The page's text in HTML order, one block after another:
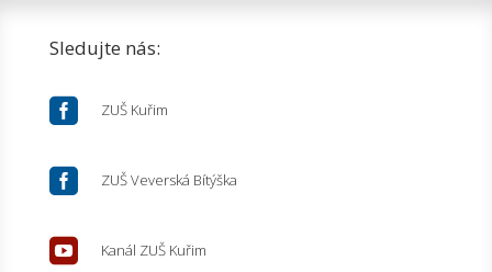
Sledujte nás:
 ZUŠ Kuřim
 ZUŠ Veverská Bítýška
 Kanál ZUŠ Kuřim